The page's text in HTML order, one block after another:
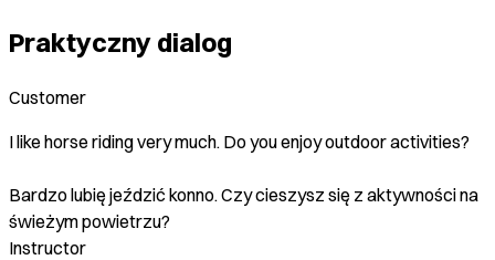
Praktyczny dialog
Customer
I like horse riding very much. Do you enjoy outdoor activities?
Bardzo lubię jeździć konno. Czy cieszysz się z aktywności na
świeżym powietrzu?
Instructor